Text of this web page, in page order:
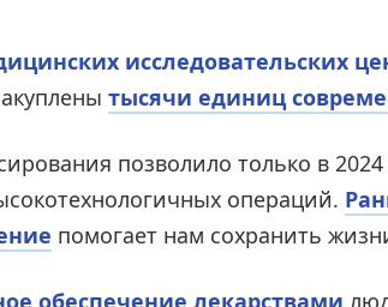
исследовательских
тысячи единиц
позволило только в 2024
операций.
помогает нам сохранить
обеспечение лекарствами